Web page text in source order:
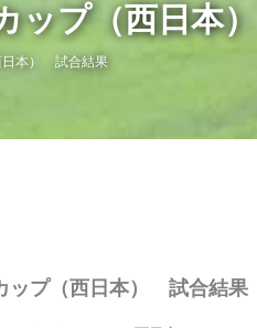
ップ（西日本
日本） 試合結果
ップ（西日本） 試合結果